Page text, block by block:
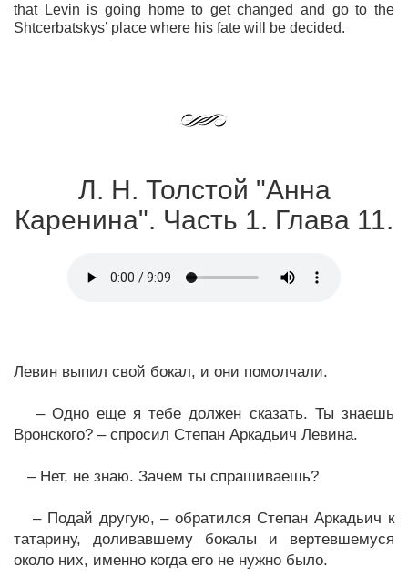
that Levin is going home to get changed and go to the
Shtcerbatskys’ place where his fate will be decided.
Л. Н. Толстой "Анна
Каренина". Часть 1. Глава 11.
Левин выпил свой бокал, и они помолчали.
– Одно еще я тебе должен сказать. Ты знаешь
Вронского? – спросил Степан Аркадьич Левина.
– Нет, не знаю. Зачем ты спрашиваешь?
– Подай другую, – обратился Степан Аркадьич к
татарину, доливавшему бокалы и вертевшемуся
около них, именно когда его не нужно было.